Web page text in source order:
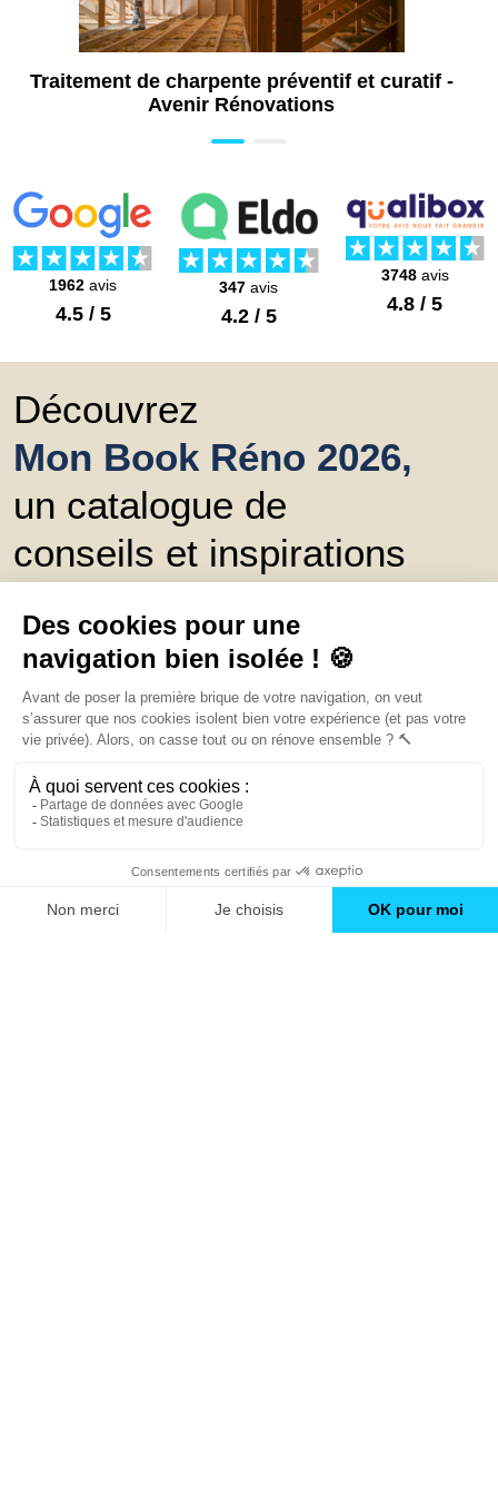
Installation de système de sécurité piscine
à Marseille (13)
Pose de volet piscine à Marseille (13)
Traitement de charpente préventif et curatif -
Avenir Rénovations
1962 avis
4.5 / 5
347 avis
4.2 / 5
3748avis
4.8 / 5
Découvrez
Mon Book Réno 2026,
un catalogue de
conseils et inspirations
Trouver une agence